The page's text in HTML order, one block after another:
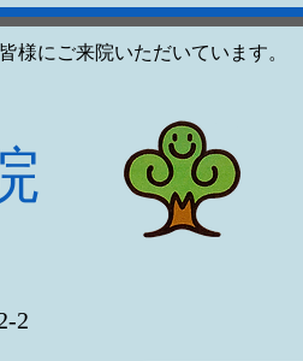
様にご来院いただいています。
2